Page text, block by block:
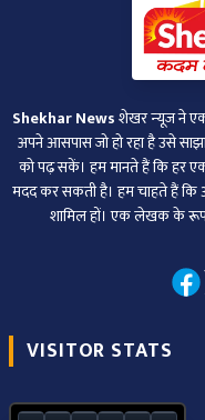
Shekhar Newsशेखर न्‍यूज ने
अपने आसपास जो हो रहा है उसे
को पढ़ सकें। हम मानते हैं कि हर
मदद कर सकती है। हम चाहते हैं कि
शामिल हों। एक लेखक के
VISITOR STATS